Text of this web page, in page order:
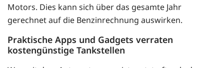
Motors. Dies kann sich über das gesamte Jahr
gerechnet auf die Benzinrechnung auswirken.
Praktische Apps und Gadgets verraten
kostengünstige Tankstellen